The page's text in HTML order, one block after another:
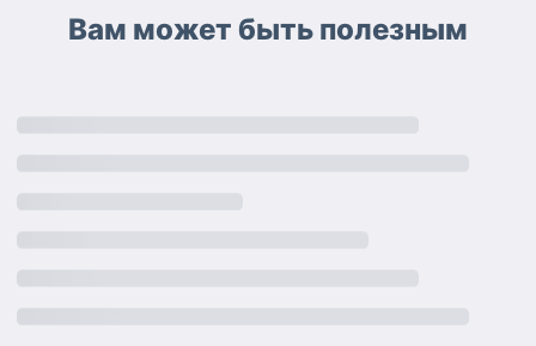
Вам может быть полезным